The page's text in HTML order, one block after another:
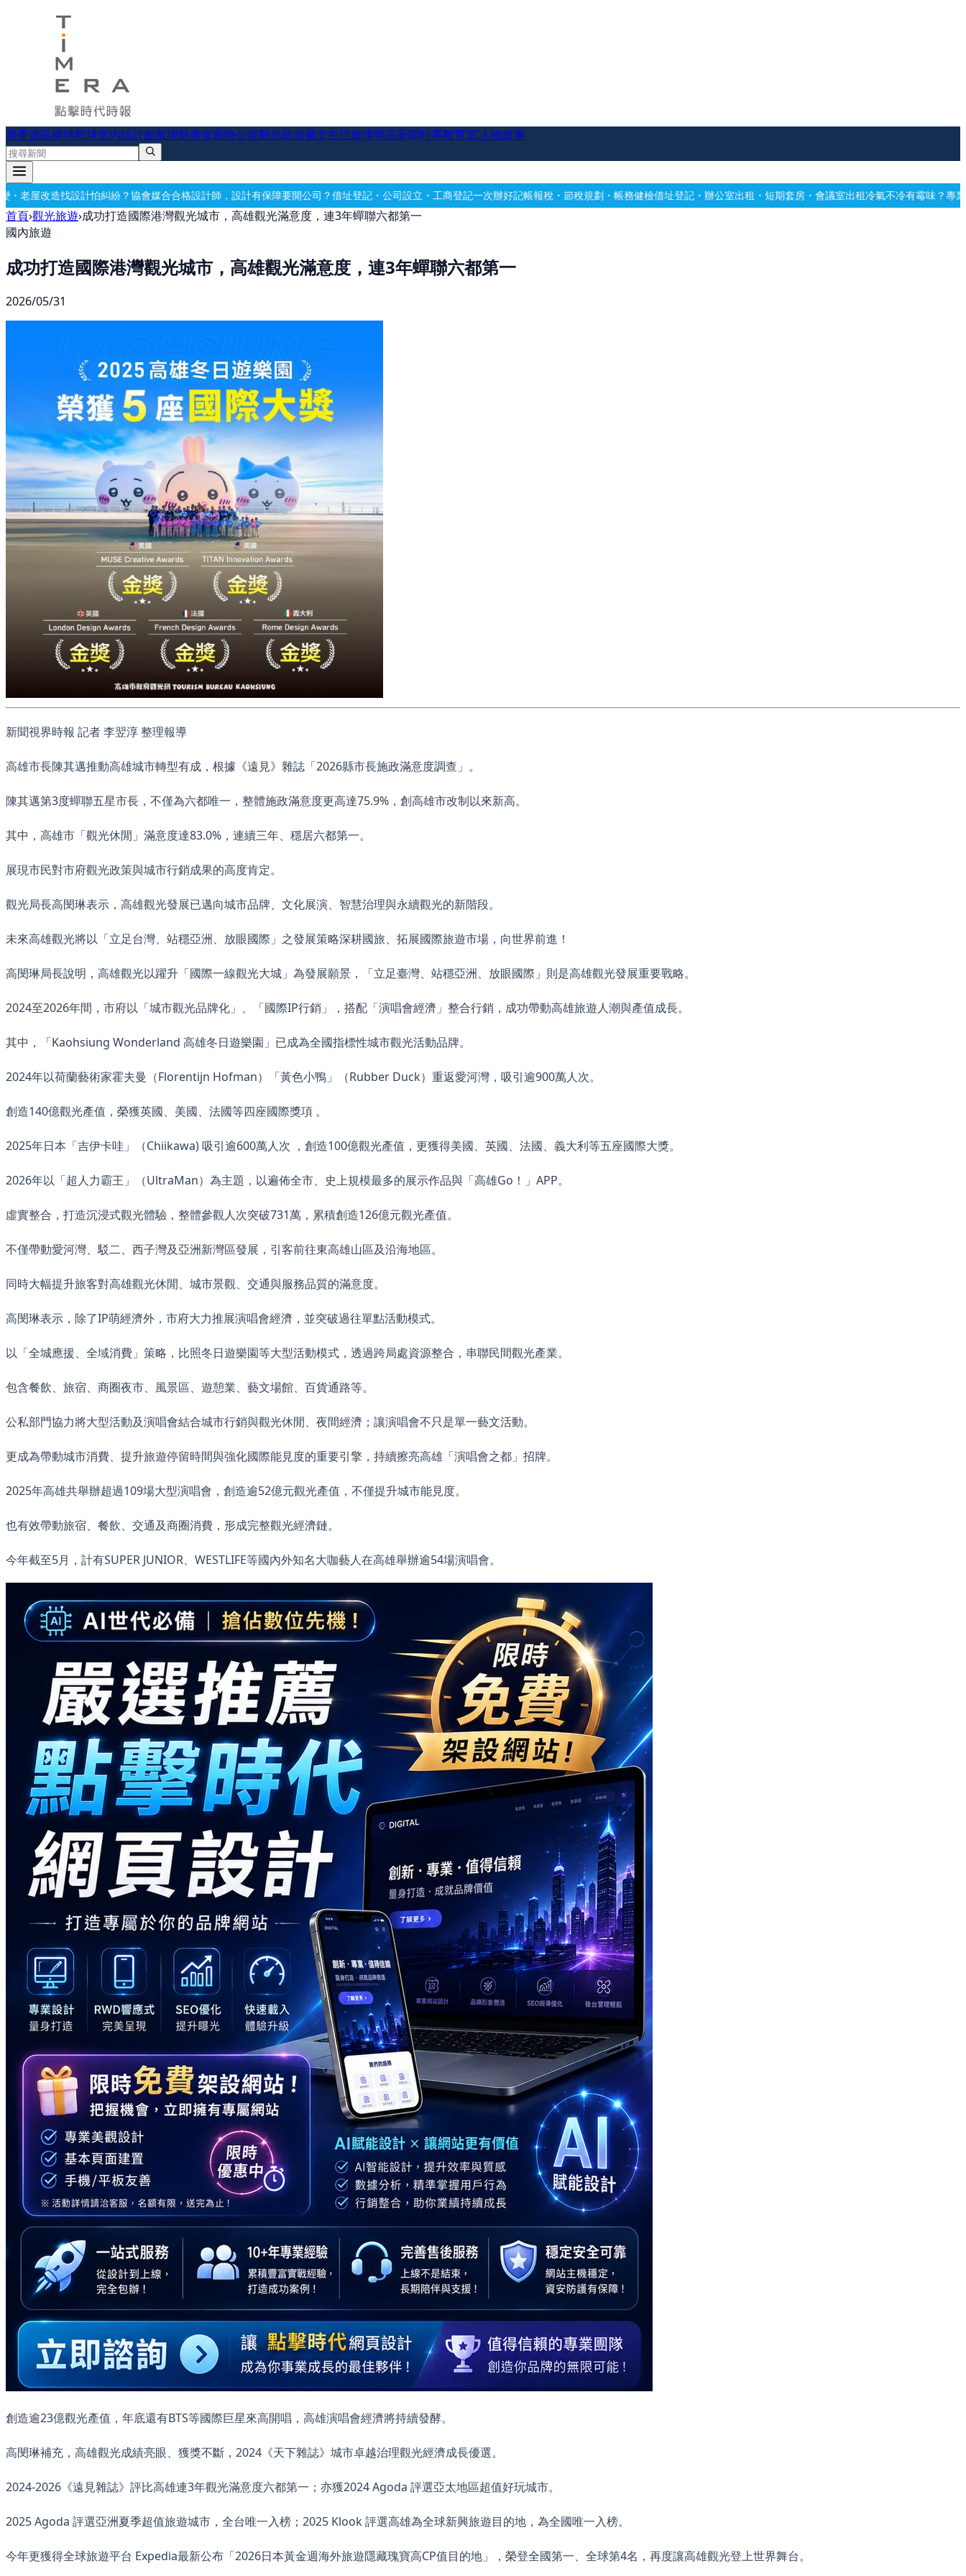
房產資訊棒球籃球室內設計創業理財美食寵物公益觀光旅遊藝文生活旗津專區新聞時事教育3C人物故事
糾紛？協會媒合合格設計師，設計有保障要開公司？借址登記・公司設立・工商登記一次辦好 記帳報稅・節稅規劃・帳務健檢借址登記・辦公室出租・短期套房・會議室出租冷氣不冷有霉味？專業深洗・免費估價網
首頁›觀光旅遊›成功打造國際港灣觀光城市，高雄觀光滿意度，連3年蟬聯六都第一
國內旅遊
成功打造國際港灣觀光城市，高雄觀光滿意度，連3年蟬聯六都第一
2026/05/31
新聞視界時報 記者 李翌淳 整理報導
高雄市長陳其邁推動高雄城市轉型有成，根據《遠見》雜誌「2026縣市長施政滿意度調查」。
陳其邁第3度蟬聯五星市長，不僅為六都唯一，整體施政滿意度更高達75.9%，創高雄市改制以來新高。
其中，高雄市「觀光休閒」滿意度達83.0%，連續三年、穩居六都第一。
展現市民對市府觀光政策與城市行銷成果的高度肯定。
觀光局長高閔琳表示，高雄觀光發展已邁向城市品牌、文化展演、智慧治理與永續觀光的新階段。
未來高雄觀光將以「立足台灣、站穩亞洲、放眼國際」之發展策略深耕國旅、拓展國際旅遊市場，向世界前進！
高閔琳局長說明，高雄觀光以躍升「國際一線觀光大城」為發展願景，「立足臺灣、站穩亞洲、放眼國際」則是高雄觀光發展重要戰略。
2024至2026年間，市府以「城市觀光品牌化」、「國際IP行銷」，搭配「演唱會經濟」整合行銷，成功帶動高雄旅遊人潮與產值成長。
其中，「Kaohsiung Wonderland 高雄冬日遊樂園」已成為全國指標性城市觀光活動品牌。
2024年以荷蘭藝術家霍夫曼（Florentijn Hofman）「黃色小鴨」（Rubber Duck）重返愛河灣，吸引逾900萬人次。
創造140億觀光產值，榮獲英國、美國、法國等四座國際獎項 。
2025年日本「吉伊卡哇」（Chiikawa) 吸引逾600萬人次 ，創造100億觀光產值，更獲得美國、英國、法國、義大利等五座國際大獎。
2026年以「超人力霸王」（UltraMan）為主題，以遍佈全市、史上規模最多的展示作品與「高雄Go！」APP。
虛實整合，打造沉浸式觀光體驗，整體參觀人次突破731萬，累積創造126億元觀光產值。
不僅帶動愛河灣、駁二、西子灣及亞洲新灣區發展，引客前往東高雄山區及沿海地區。
同時大幅提升旅客對高雄觀光休閒、城市景觀、交通與服務品質的滿意度。
高閔琳表示，除了IP萌經濟外，市府大力推展演唱會經濟，並突破過往單點活動模式。
以「全城應援、全域消費」策略，比照冬日遊樂園等大型活動模式，透過跨局處資源整合，串聯民間觀光產業。
包含餐飲、旅宿、商圈夜市、風景區、遊憩業、藝文場館、百貨通路等。
公私部門協力將大型活動及演唱會結合城市行銷與觀光休閒、夜間經濟；讓演唱會不只是單一藝文活動。
更成為帶動城市消費、提升旅遊停留時間與強化國際能見度的重要引擎，持續擦亮高雄「演唱會之都」招牌。
2025年高雄共舉辦超過109場大型演唱會，創造逾52億元觀光產值，不僅提升城市能見度。
也有效帶動旅宿、餐飲、交通及商圈消費，形成完整觀光經濟鏈。
今年截至5月，計有SUPER JUNIOR、WESTLIFE等國內外知名大咖藝人在高雄舉辦逾54場演唱會。
創造逾23億觀光產值，年底還有BTS等國際巨星來高開唱，高雄演唱會經濟將持續發酵。
高閔琳補充，高雄觀光成績亮眼、獲獎不斷，2024《天下雜誌》城市卓越治理觀光經濟成長優選。
2024-2026《遠見雜誌》評比高雄連3年觀光滿意度六都第一；亦獲2024 Agoda 評選亞太地區超值好玩城市。
2025 Agoda 評選亞洲夏季超值旅遊城市，全台唯一入榜；2025 Klook 評選高雄為全球新興旅遊目的地，為全國唯一入榜。
今年更獲得全球旅遊平台 Expedia最新公布「2026日本黃金週海外旅遊隱藏瑰寶高CP值目的地」，榮登全國第一、全球第4名，再度讓高雄觀光登上世界舞台。